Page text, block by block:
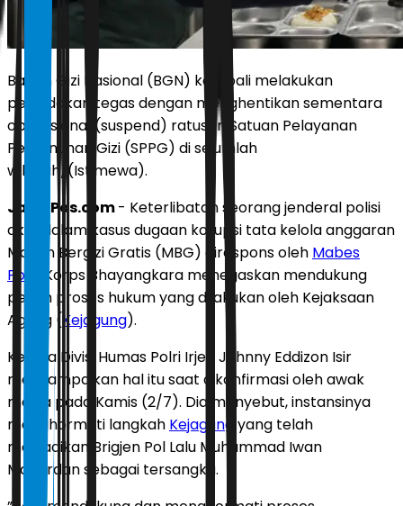
Badan Gizi Nasional (BGN) kembali melakukan
penindakan tegas dengan menghentikan sementara
operasional (suspend) ratusan Satuan Pelayanan
Pemenuhan Gizi (SPPG) di sejumlah
wilayah/(Istimewa).
JawaPos.com- Keterlibatan seorang jenderal polisi
aktif dalam kasus dugaan korupsi tata kelola anggaran
Makan Bergizi Gratis (MBG) direspons oleh Mabes
Polri
. Korps Bhayangkara menegaskan mendukung
penuh proses hukum yang dilakukan oleh Kejaksaan
Agung (Kejagung).
Kepala Divisi Humas Polri Irjen Johnny Eddizon Isir
menyampaikan hal itu saat dikonfirmasi oleh awak
media pada Kamis (2/7). Dia menyebut, instansinya
menghormati langkah Kejagung yang telah
menjadikan Brigjen Pol Lalu Muhammad Iwan
Mahardan sebagai tersangka.